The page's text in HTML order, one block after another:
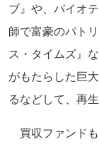
ブ』や、バイオ
師で富豪のパト
ス・タイムズ』
がもたらした巨
るなどして、再
買収ファンドも